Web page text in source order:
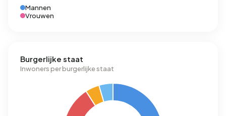
Mannen
Vrouwen
Burgerlijke staat
Inwoners per burgerlijke staat